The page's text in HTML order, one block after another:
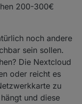
200-300€
noch andere
sein sollen.
Die Nextcloud
oder reicht es
zu
und diese